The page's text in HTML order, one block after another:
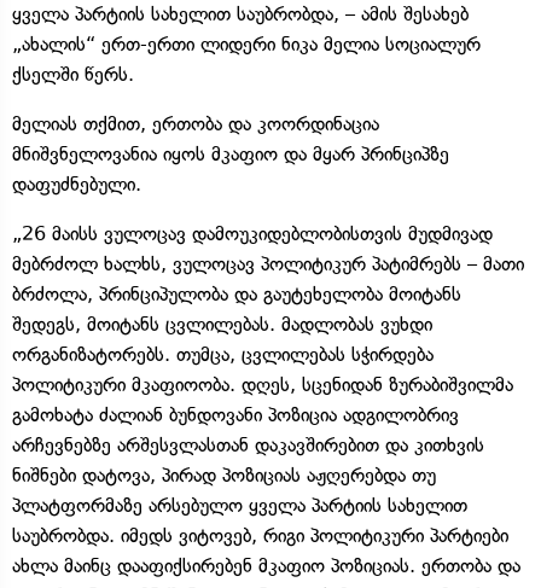
ყველა პარტიის სახელით საუბრობდა, – ამის შესახებ
„ახალის“ ერთ-ერთი ლიდერი ნიკა მელია სოციალურ
ქსელში წერს.
მელიას თქმით, ერთობა და კოორდინაცია
მნიშვნელოვანია იყოს მკაფიო და მყარ პრინციპზე
დაფუძნებული.
„26 მაისს ვულოცავ დამოუკიდებლობისთვის მუდმივად
მებრძოლ ხალხს, ვულოცავ პოლიტიკურ პატიმრებს – მათი
ბრძოლა, პრინციპულობა და გაუტეხელობა მოიტანს
შედეგს, მოიტანს ცვლილებას. მადლობას ვუხდი
ორგანიზატორებს. თუმცა, ცვლილებას სჭირდება
პოლიტიკური მკაფიოობა. დღეს, სცენიდან ზურაბიშვილმა
გამოხატა ძალიან ბუნდოვანი პოზიცია ადგილობრივ
არჩევნებზე არშესვლასთან დაკავშირებით და კითხვის
ნიშნები დატოვა, პირად პოზიციას აჟღერებდა თუ
პლატფორმაზე არსებულო ყველა პარტიის სახელით
საუბრობდა. იმედს ვიტოვებ, რიგი პოლიტიკური პარტიები
ახლა მაინც დააფიქსირებენ მკაფიო პოზიციას. ერთობა და